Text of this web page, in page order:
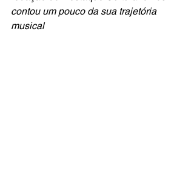
contou um pouco da sua trajetória
musical